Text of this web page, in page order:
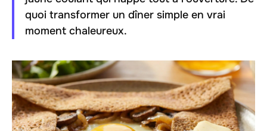
quoi transformer un dîner simple en vrai
moment chaleureux.